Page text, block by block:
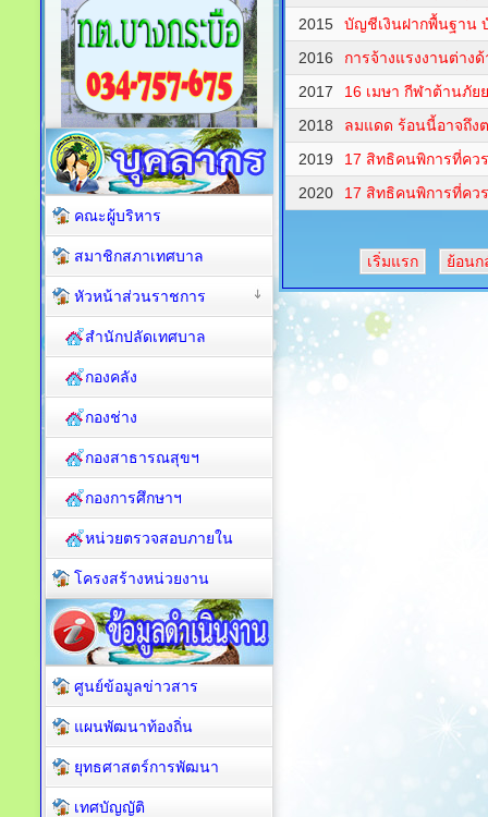
2015
บัญชีเงินฝากพื้นฐาน
2016
การจ้างแรงงานต่างด้
2017
16 เมษา กีฬาต้านภัย
2018
ลมแดด ร้อนนี้อาจถึง
2019
17 สิทธิคนพิการที่คว
2020
17 สิทธิคนพิการที่คว
เริ่มแรก ย้อนก
คณะผู้บริหาร
สมาชิกสภาเทศบาล
หัวหน้าส่วนราชการ
สำนักปลัดเทศบาล
กองคลัง
กองช่าง
กองสาธารณสุขฯ
กองการศึกษาฯ
หน่วยตรวจสอบภายใน
โครงสร้างหน่วยงาน
ศูนย์ข้อมูลข่าวสาร
แผนพัฒนาท้องถิ่น
ยุทธศาสตร์การพัฒนา
เทศบัญญัติ